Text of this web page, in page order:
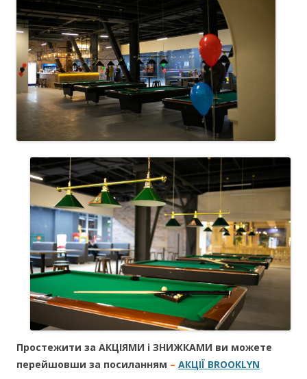
Простежити за АКЦІЯМИ і ЗНИЖКАМИ ви можете
перейшовши за посиланням – АКЦІЇ BROOKLYN